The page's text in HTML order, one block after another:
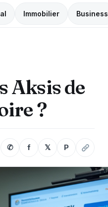
Immobilier Business
Aksis de
?
✆ f 𝕏 P